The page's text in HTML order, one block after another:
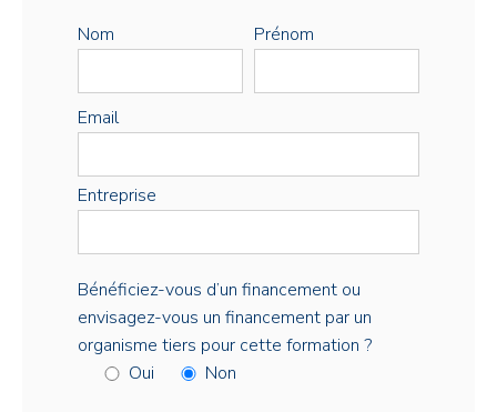
Nom Prénom
Email
Entreprise
Bénéficiez-vous d’un financement ou
envisagez-vous un financement par un
organisme tiers pour cette formation ?
Oui
Non